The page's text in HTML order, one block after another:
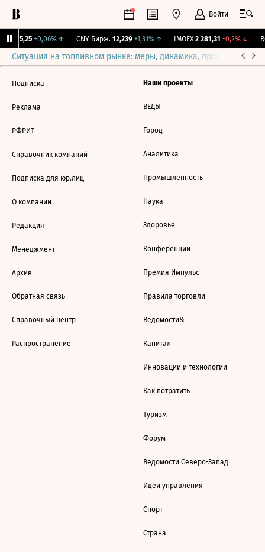
Войти
115,25 +0,06%↑ CNY Бирж. 12,239 +1,31%↑ IMOEX 2 281,31 -0,2%↓
Ситуация на топливном рынке: меры, динамика, прогнозы
Подписка
Реклама
РФРИТ
Справочник компаний
Подписка для юр.лиц
О компании
Редакция
Менеджмент
Архив
Обратная связь
Справочный центр
Распространение
Наши проекты
ВЕДЫ
Город
Аналитика
Промышленность
Наука
Здоровье
Конференции
Премия Импульс
Правила торговли
Ведомости&
Капитал
Инновации и технологии
Как потратить
Туризм
Форум
Ведомости Северо-Запад
Идеи управления
Спорт
Страна